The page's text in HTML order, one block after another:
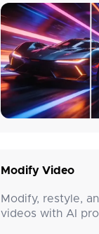
Modify Video
Modify, restyle,
videos with AI